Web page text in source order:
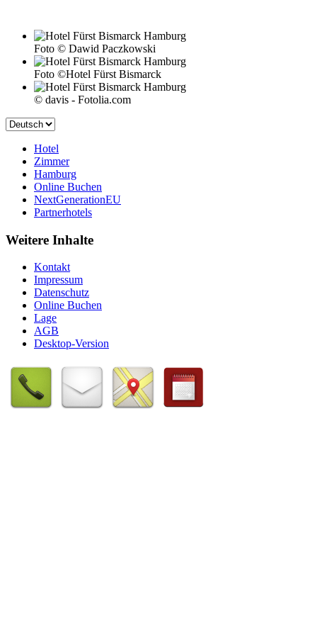
Foto © Dawid Paczkowski
Foto ©Hotel Fürst Bismarck
© davis - Fotolia.com
Hotel
Zimmer
Hamburg
Online Buchen
NextGenerationEU
Partnerhotels
Weitere Inhalte
Kontakt
Impressum
Datenschutz
Online Buchen
Lage
AGB
Desktop-Version